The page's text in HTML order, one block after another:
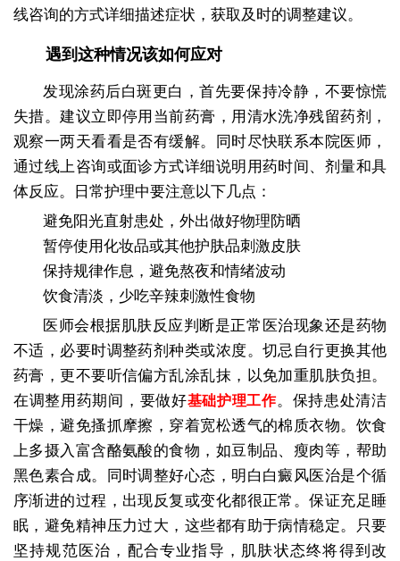
线咨询的方式详细描述症状，获取及时的调整建议。
遇到这种情况该如何应对
发现涂药后白斑更白，首先要保持冷静，不要惊慌
失措。建议立即停用当前药膏，用清水洗净残留药剂，
观察一两天看看是否有缓解。同时尽快联系本院医师，
通过线上咨询或面诊方式详细说明用药时间、剂量和具
体反应。日常护理中要注意以下几点：
避免阳光直射患处，外出做好物理防晒
暂停使用化妆品或其他护肤品刺激皮肤
保持规律作息，避免熬夜和情绪波动
饮食清淡，少吃辛辣刺激性食物
医师会根据肌肤反应判断是正常医治现象还是药物
不适，必要时调整药剂种类或浓度。切忌自行更换其他
药膏，更不要听信偏方乱涂乱抹，以免加重肌肤负担。
在调整用药期间，要做好基础护理工作。保持患处清洁
干燥，避免搔抓摩擦，穿着宽松透气的棉质衣物。饮食
上多摄入富含酪氨酸的食物，如豆制品、瘦肉等，帮助
黑色素合成。同时调整好心态，明白白癜风医治是个循
序渐进的过程，出现反复或变化都很正常。保证充足睡
眠，避免精神压力过大，这些都有助于病情稳定。只要
坚持规范医治，配合专业指导，肌肤状态终将得到改